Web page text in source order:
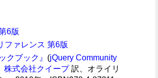
6版
ファレンス 第6版
クブック』 (jQuery Community
株式会社クイープ訳、オライリ